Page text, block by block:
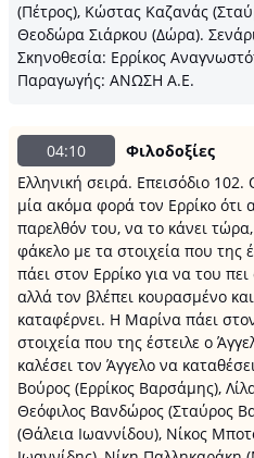
(Πέτρος), Κώστας Καζανάς
Θεοδώρα Σιάρκου (Δώρα).
Σκηνοθεσία: Ερρίκος
Παραγωγής: ΑΝΩΣΗ Α.Ε.
04:10
Φιλοδοξίες
Ελληνική σειρά. Επεισόδιο 102.
μία ακόμα φορά τον Ερρίκο ότι
παρελθόν του, να το κάνει
φάκελο με τα στοιχεία που της
πάει στον Ερρίκο για να του
αλλά τον βλέπει κουρασμένο
καταφέρνει. Η Μαρίνα πάει
στοιχεία που της έστειλε ο
καλέσει τον Άγγελο να
Βούρος (Ερρίκος Βαρσάμης),
Θεόφιλος Βανδώρος (Σταύρος
(Θάλεια Ιωαννίδου), Νίκος